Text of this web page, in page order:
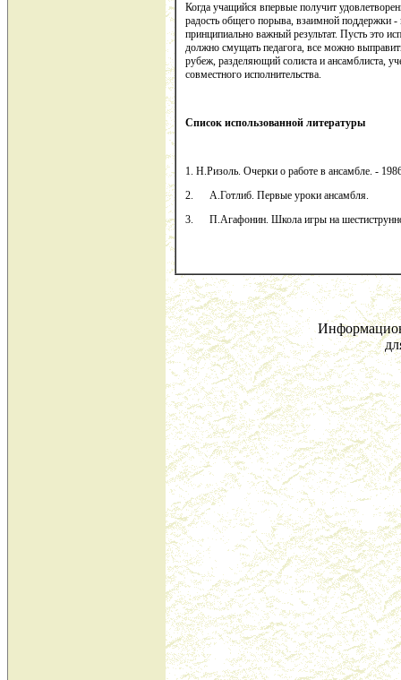
Когда учащийся впервые получит
радость общего порыва, взаимной поддержки -
принципиально важный результат. Пусть это
должно смущать педагога, все можно
рубеж, разделяющий солиста и ансамблиста,
совместного исполнительства.
Список использованной литературы
1. Н.Ризоль. Очерки о работе в ансамбле. -
2. А.Готлиб. Первые уроки ансамбля.
3. П.Агафонин. Школа игры на